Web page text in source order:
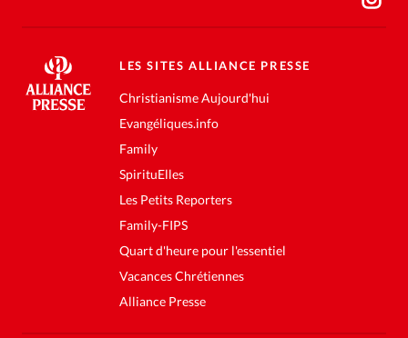
LES SITES ALLIANCE PRESSE
Christianisme Aujourd'hui
Evangéliques.info
Family
SpirituElles
Les Petits Reporters
Family-FIPS
Quart d'heure pour l'essentiel
Vacances Chrétiennes
Alliance Presse